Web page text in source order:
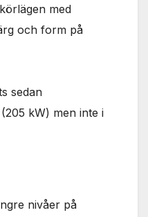
med
och form på
sedan
kW) men inte i
nivåer på